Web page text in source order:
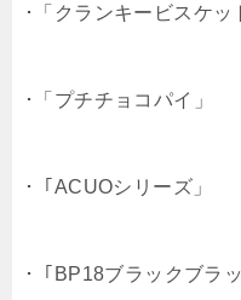
･「クランキービスケッ
･「プチチョコパイ」
･「ACUOシリーズ」
･「BP18ブラックブラ